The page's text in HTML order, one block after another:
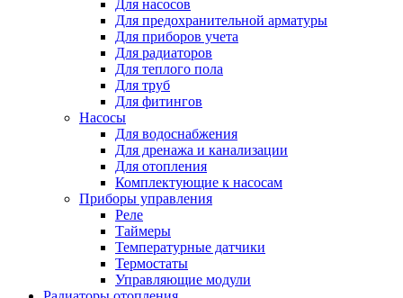
Для насосов
Для предохранительной арматуры
Для приборов учета
Для радиаторов
Для теплого пола
Для труб
Для фитингов
Насосы
Для водоснабжения
Для дренажа и канализации
Для отопления
Комплектующие к насосам
Приборы управления
Реле
Таймеры
Температурные датчики
Термостаты
Управляющие модули